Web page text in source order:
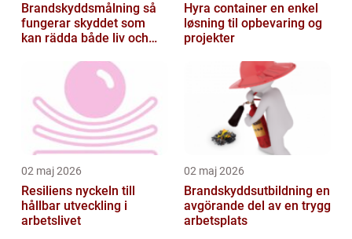
Brandskyddsmålning så
fungerar skyddet som
kan rädda både liv och
Hyra container en enkel
løsning til opbevaring og
projekter
02 maj 2026
Resiliens nyckeln till
hållbar utveckling i
arbetslivet
02 maj 2026
Brandskyddsutbildning en
avgörande del av en trygg
arbetsplats